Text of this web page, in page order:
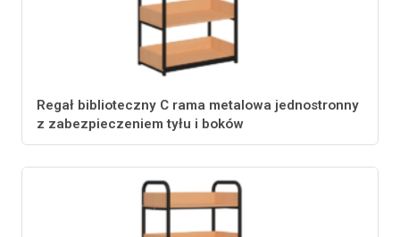
Regał biblioteczny C rama metalowa jednostronny
z zabezpieczeniem tyłu i boków